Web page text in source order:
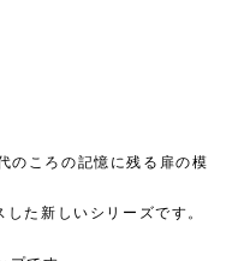
のころの記憶に残る扉の模
た新しいシリーズです。